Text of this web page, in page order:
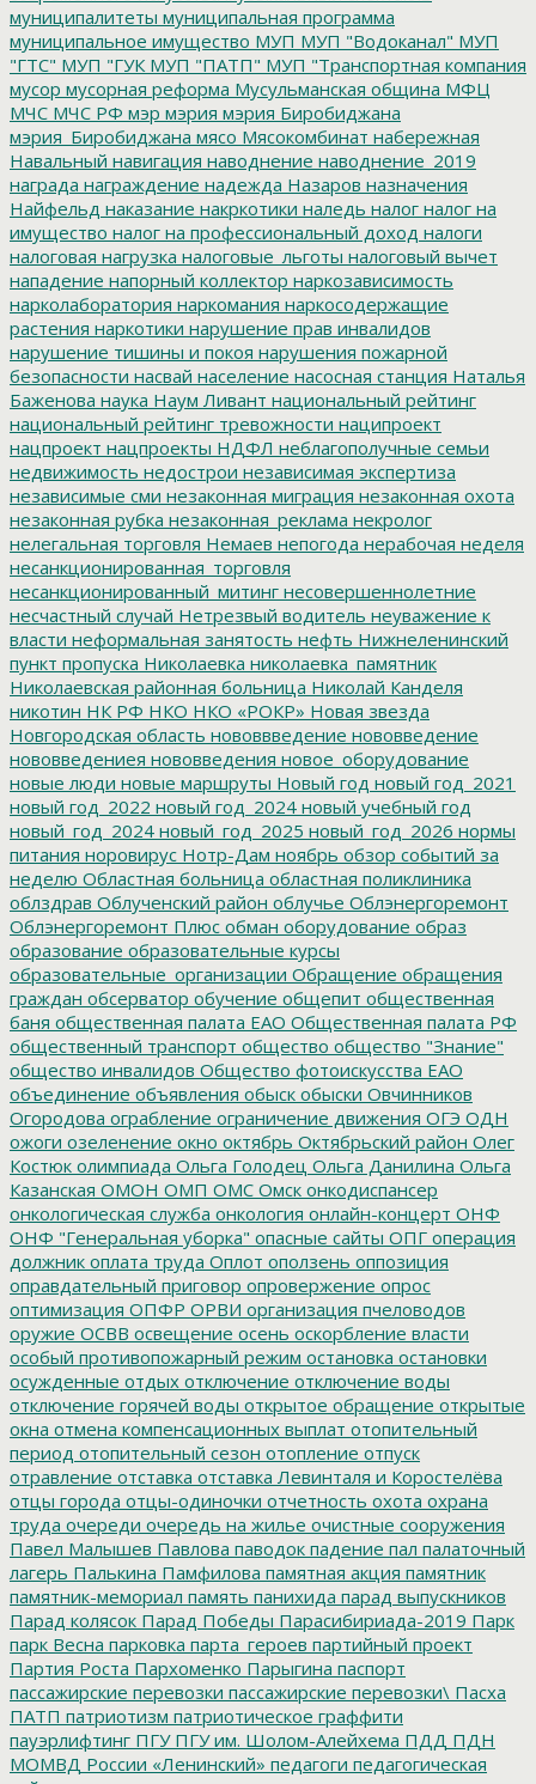
муниципалитеты муниципальная программа
муниципальное имущество МУП МУП "Водоканал" МУП
"ГТС" МУП "ГУК МУП "ПАТП" МУП "Транспортная компания
мусор мусорная реформа Мусульманская община МФЦ
МЧС МЧС РФ мэр мэрия мэрия Биробиджана
мэрия_Биробиджана мясо Мясокомбинат набережная
Навальный навигация наводнение наводнение_2019
награда награждение надежда Назаров назначения
Найфельд наказание накркотики наледь налог налог на
имущество налог на профессиональный доход налоги
налоговая нагрузка налоговые_льготы налоговый вычет
нападение напорный коллектор наркозависимость
нарколаборатория наркомания наркосодержащие
растения наркотики нарушение прав инвалидов
нарушение тишины и покоя нарушения пожарной
безопасности насвай население насосная станция Наталья
Баженова наука Наум Ливант национальный рейтинг
национальный рейтинг тревожности наципроект
нацпроект нацпроекты НДФЛ неблагополучные семьи
недвижимость недострои независимая экспертиза
независимые сми незаконная миграция незаконная охота
незаконная рубка незаконная_реклама некролог
нелегальная торговля Немаев непогода нерабочая неделя
несанкционированная_торговля
несанкционированный_митинг несовершеннолетние
несчастный случай Нетрезвый водитель неуважение к
власти неформальная занятость нефть Нижнеленинский
пункт пропуска Николаевка николаевка_памятник
Николаевская районная больница Николай Канделя
никотин НК РФ НКО НКО «РОКР» Новая звезда
Новгородская область нововвведение нововведение
нововведениея нововведения новое_оборудование
новые люди новые маршруты Новый год новый год_2021
новый год_2022 новый год_2024 новый учебный год
новый_год_2024 новый_год_2025 новый_год_2026 нормы
питания норовирус Нотр-Дам ноябрь обзор событий за
неделю Областная больница областная поликлиника
облздрав Облученский район облучье Облэнергоремонт
Облэнергоремонт Плюс обман оборудование образ
образование образовательные курсы
образовательные_организации Обращение обращения
граждан обсерватор обучение общепит общественная
баня общественная палата ЕАО Общественная палата РФ
общественный транспорт общество общество "Знание"
общество инвалидов Общество фотоискусства ЕАО
объединение объявления обыск обыски Овчинников
Огородова ограбление ограничение движения ОГЭ ОДН
ожоги озеленение окно октябрь Октябрьский район Олег
Костюк олимпиада Ольга Голодец Ольга Данилина Ольга
Казанская ОМОН ОМП ОМС Омск онкодиспансер
онкологическая служба онкология онлайн-концерт ОНФ
ОНФ "Генеральная уборка" опасные сайты ОПГ операция
должник оплата труда Оплот оползень оппозиция
оправдательный приговор опровержение опрос
оптимизация ОПФР ОРВИ организация пчеловодов
оружие ОСВВ освещение осень оскорбление власти
особый противопожарный режим остановка остановки
осужденные отдых отключение отключение воды
отключение горячей воды открытое обращение открытые
окна отмена компенсационных выплат отопительный
период отопительный сезон отопление отпуск
отравление отставка отставка Левинталя и Коростелёва
отцы города отцы-одиночки отчетность охота охрана
труда очереди очередь на жилье очистные сооружения
Павел Малышев Павлова паводок падение пал палаточный
лагерь Палькина Памфилова памятная акция памятник
памятник-мемориал память панихида парад выпускников
Парад колясок Парад Победы Парасибириада-2019 Парк
парк Весна парковка парта_героев партийный проект
Партия Роста Пархоменко Парыгина паспорт
пассажирские перевозки пассажирские перевозки\ Пасха
ПАТП патриотизм патриотическое граффити
пауэрлифтинг ПГУПГУ им. Шолом-Алейхема ПДД ПДН
МОМВД России «Ленинский» педагоги педагогическая